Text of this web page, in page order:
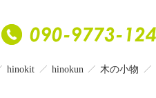
hinokit hinokun 木の小物